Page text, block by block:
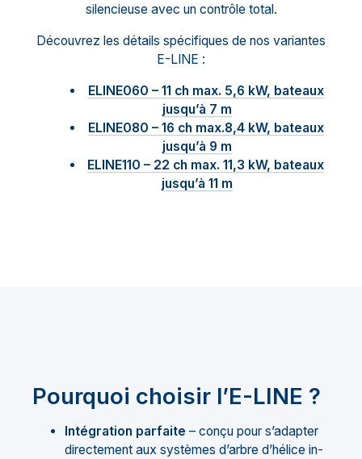
silencieuse avec un contrôle total.
Découvrez les détails spécifiques de nos variantes
E-LINE :
ELINE060 – 11 ch max. 5,6 kW, bateaux
jusqu’à 7 m
ELINE080 – 16 ch max.8,4 kW, bateaux
jusqu’à 9 m
ELINE110 – 22 ch max. 11,3 kW, bateaux
jusqu’à 11 m
Pourquoi choisir l’E-LINE ?
Intégration parfaite – conçu pour s’adapter
directement aux systèmes d’arbre d’hélice in-